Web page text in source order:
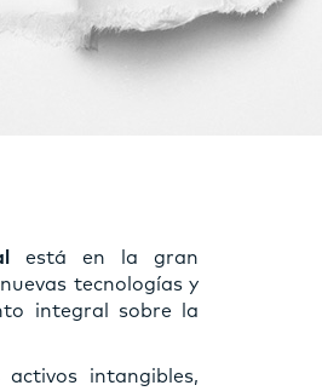
está en la gran
tecnologías y
integral sobre la
intangibles,